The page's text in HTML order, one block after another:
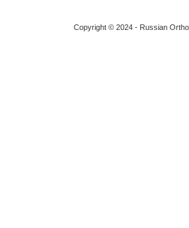
Copyright © 2024 - Russian